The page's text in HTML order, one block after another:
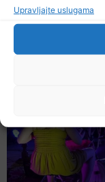
Upravljajte uslugama
7. Augusta 2026.